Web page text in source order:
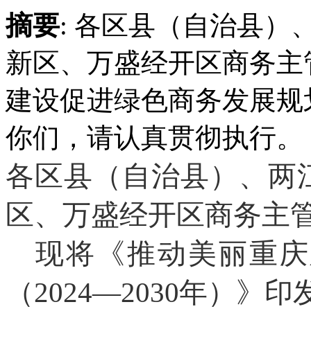
摘要: 各区县（自治县）
新区、万盛经开区商务
建设促进绿色商务发展
你们，请认真
各区县（自治县）、两
区、万盛经开区商务主
现将《推动美丽重
（2024—2030年）》印